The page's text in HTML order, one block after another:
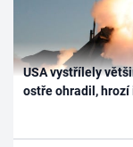
USA vystřílely
ostře ohradil, hrozí